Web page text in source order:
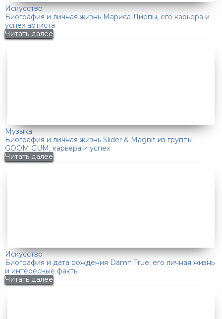
Искусство
Биография и личная жизнь Мариса Лиепы, его карьера и
успех артиста
Читать далее
Музыка
Биография и личная жизнь Slider & Magnit из группы
GOOM GUM, карьера и успех
Читать далее
Искусство
Биография и дата рождения Damn True, его личная жизнь
и интересные факты
Читать далее